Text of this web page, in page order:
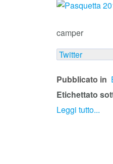
camper
Twitter
Pubblicato in
Etichettato
Leggi tutto...